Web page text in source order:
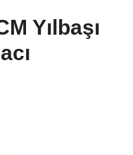
Yılbaşı